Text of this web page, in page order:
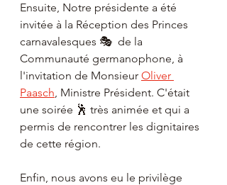
Ensuite, Notre présidente a été
invitée à la Réception des Princes
carnavalesques 🎭  de la
Communauté germanophone, à
l'invitation de Monsieur Oliver
Paasch, Ministre Président. C'était
une soirée 🕺 très animée et qui a
permis de rencontrer les dignitaires
de cette région.
Enfin, nous avons eu le privilège